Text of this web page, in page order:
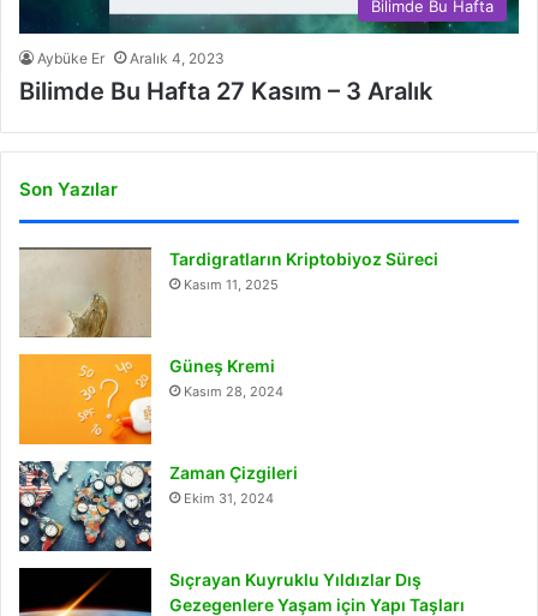
Bilimde Bu Hafta
Aybüke Er Aralık 4, 2023
Bilimde Bu Hafta 27 Kasım – 3 Aralık
Son Yazılar
Tardigratların Kriptobiyoz Süreci
Kasım 11, 2025
Güneş Kremi
Kasım 28, 2024
Zaman Çizgileri
Ekim 31, 2024
Sıçrayan Kuyruklu Yıldızlar Dış
Gezegenlere Yaşam için Yapı Taşları